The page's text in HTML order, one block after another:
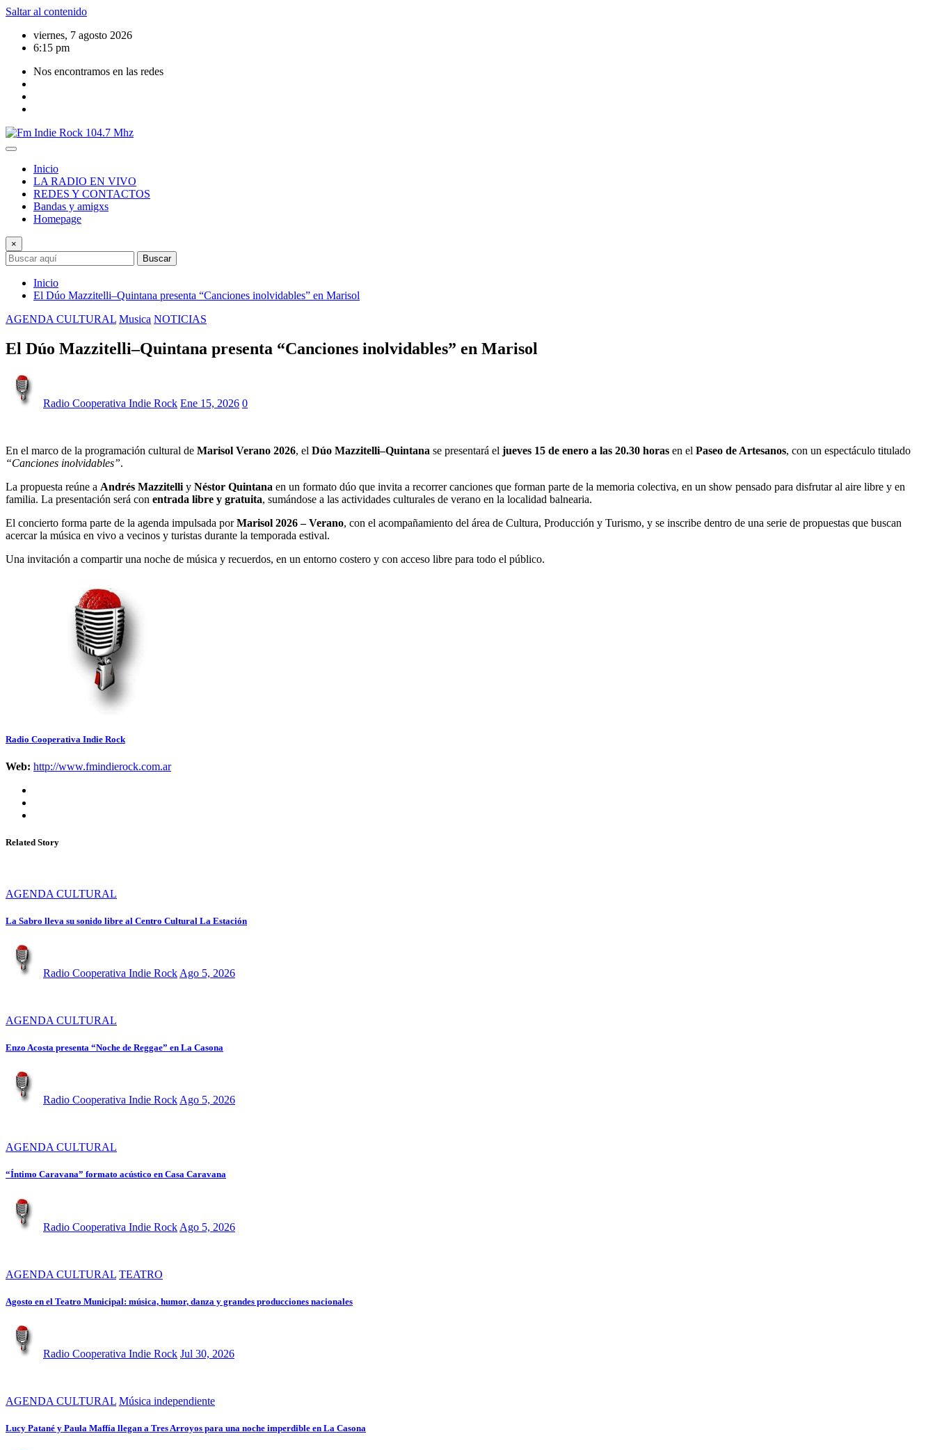
Saltar al contenido
viernes, 7 agosto 2026
6:15 pm
Nos encontramos en las redes
Inicio
LA RADIO EN VIVO
REDES Y CONTACTOS
Bandas y amigxs
Homepage
×
Buscar
Inicio
El Dúo Mazzitelli–Quintana presenta “Canciones inolvidables” en Marisol
AGENDA CULTURAL Musica NOTICIAS
El Dúo Mazzitelli–Quintana presenta “Canciones inolvidables” en Marisol
Radio Cooperativa Indie Rock Ene 15, 2026 0
En el marco de la programación cultural de Marisol Verano 2026, el Dúo Mazzitelli–Quintana se presentará el jueves 15 de enero a las 20.30 horas en el Paseo de Artesanos, con un espectáculo titulado
“Canciones inolvidables”.
La propuesta reúne a Andrés Mazzitelli y Néstor Quintana en un formato dúo que invita a recorrer canciones que forman parte de la memoria colectiva, en un show pensado para disfrutar al aire libre y en
familia. La presentación será con entrada libre y gratuita, sumándose a las actividades culturales de verano en la localidad balnearia.
El concierto forma parte de la agenda impulsada porMarisol 2026 – Verano, con el acompañamiento del área de Cultura, Producción y Turismo, y se inscribe dentro de una serie de propuestas que buscan
acercar la música en vivo a vecinos y turistas durante la temporada estival.
Una invitación a compartir una noche de música y recuerdos, en un entorno costero y con acceso libre para todo el público.
Radio Cooperativa Indie Rock
Web: http://www.fmindierock.com.ar
Related Story
AGENDA CULTURAL
La Sabro lleva su sonido libre al Centro Cultural La Estación
Radio Cooperativa Indie Rock Ago 5, 2026
AGENDA CULTURAL
Enzo Acosta presenta “Noche de Reggae” en La Casona
Radio Cooperativa Indie Rock Ago 5, 2026
AGENDA CULTURAL
“Íntimo Caravana” formato acústico en Casa Caravana
Radio Cooperativa Indie Rock Ago 5, 2026
AGENDA CULTURAL TEATRO
Agosto en el Teatro Municipal: música, humor, danza y grandes producciones nacionales
Radio Cooperativa Indie Rock Jul 30, 2026
AGENDA CULTURAL Música independiente
Lucy Patané y Paula Maffía llegan a Tres Arroyos para una noche imperdible en La Casona